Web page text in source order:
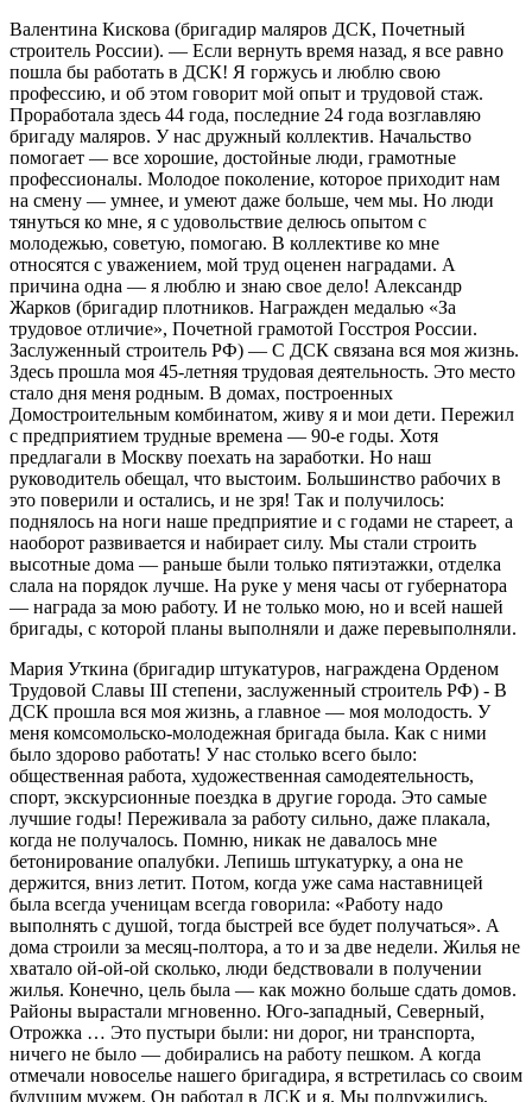
Валентина Кискова (бригадир маляров ДСК, Почетный
строитель России). — Если вернуть время назад, я все равно
пошла бы работать в ДСК! Я горжусь и люблю свою
профессию, и об этом говорит мой опыт и трудовой стаж.
Проработала здесь 44 года, последние 24 года возглавляю
бригаду маляров. У нас дружный коллектив. Начальство
помогает — все хорошие, достойные люди, грамотные
профессионалы. Молодое поколение, которое приходит нам
на смену — умнее, и умеют даже больше, чем мы. Но люди
тянуться ко мне, я с удовольствие делюсь опытом с
молодежью, советую, помогаю. В коллективе ко мне
относятся с уважением, мой труд оценен наградами. А
причина одна — я люблю и знаю свое дело! Александр
Жарков (бригадир плотников. Награжден медалью «За
трудовое отличие», Почетной грамотой Госстроя России.
Заслуженный строитель РФ) — С ДСК связана вся моя жизнь.
Здесь прошла моя 45-летняя трудовая деятельность. Это место
стало дня меня родным. В домах, построенных
Домостроительным комбинатом, живу я и мои дети. Пережил
с предприятием трудные времена — 90-е годы. Хотя
предлагали в Москву поехать на заработки. Но наш
руководитель обещал, что выстоим. Большинство рабочих в
это поверили и остались, и не зря! Так и получилось:
поднялось на ноги наше предприятие и с годами не стареет, а
наоборот развивается и набирает силу. Мы стали строить
высотные дома — раньше были только пятиэтажки, отделка
слала на порядок лучше. На руке у меня часы от губернатора
— награда за мою работу. И не только мою, но и всей нашей
бригады, с которой планы выполняли и даже перевыполняли.
Мария Уткина (бригадир штукатуров, награждена Орденом
Трудовой Славы III степени, заслуженный строитель РФ) - В
ДСК прошла вся моя жизнь, а главное — моя молодость. У
меня комсомольско-молодежная бригада была. Как с ними
было здорово работать! У нас столько всего было:
общественная работа, художественная самодеятельность,
спорт, экскурсионные поездка в другие города. Это самые
лучшие годы! Переживала за работу сильно, даже плакала,
когда не получалось. Помню, никак не давалось мне
бетонирование опалубки. Лепишь штукатурку, а она не
держится, вниз летит. Потом, когда уже сама наставницей
была всегда ученицам всегда говорила: «Работу надо
выполнять с душой, тогда быстрей все будет получаться». А
дома строили за месяц-полтора, а то и за две недели. Жилья не
хватало ой-ой-ой сколько, люди бедствовали в получении
жилья. Конечно, цель была — как можно больше сдать домов.
Районы вырастали мгновенно. Юго-западный, Северный,
Отрожка … Это пустыри были: ни дорог, ни транспорта,
ничего не было — добирались на работу пешком. А когда
отмечали новоселье нашего бригадира, я встретилась со своим
будущим мужем. Он работал в ДСК и я. Мы подружились,